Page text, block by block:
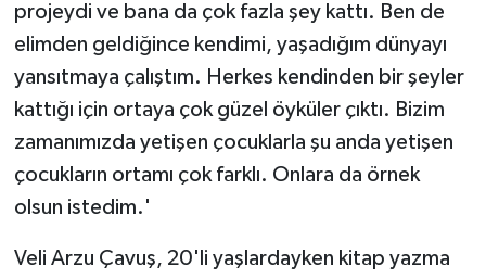
projeydi ve bana da çok fazla şey kattı. Ben de
elimden geldiğince kendimi, yaşadığım dünyayı
yansıtmaya çalıştım. Herkes kendinden bir şeyler
kattığı için ortaya çok güzel öyküler çıktı. Bizim
zamanımızda yetişen çocuklarla şu anda yetişen
çocukların ortamı çok farklı. Onlara da örnek
olsun istedim.'
Veli Arzu Çavuş, 20'li yaşlardayken kitap yazma